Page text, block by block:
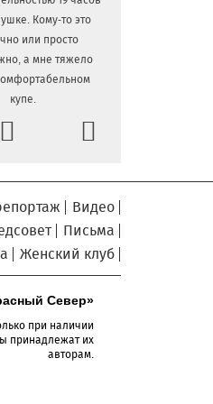
области в
лучшего
усилила
и с земли
месте
семью с
под Вологдой
августе в
даты
акции «Огни
готовят
Кому-то это
или просто
а мне тяжело
купе.
Видео
Письма
Женский клуб
Север»
при наличии
принадлежат их
авторам.